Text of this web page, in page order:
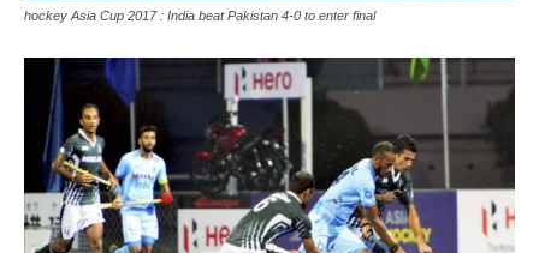
hockey Asia Cup 2017 : India beat Pakistan 4-0 to enter final